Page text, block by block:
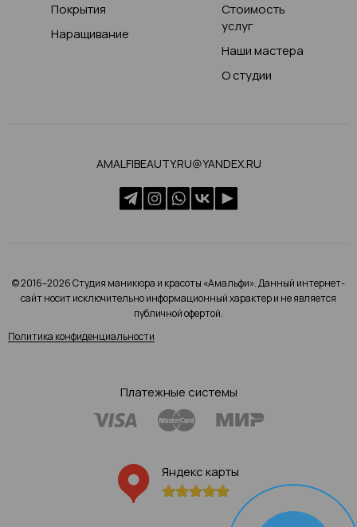
Покрытия
Наращивание
Стоимость
услуг
Наши мастера
О студии
AMALFIBEAUTY.RU@YANDEX.RU
© 2016–2026 Студия маникюра и красоты «Амальфи». Данный интернет-
сайт носит исключительно информационный характер и не является
публичной офертой.
Политика конфиденциальности
Платежные системы
Яндекс карты